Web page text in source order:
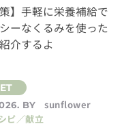
】手軽に栄養補給で
ーなくるみを使った
介するよ
BY
sunflower
ピ／献立